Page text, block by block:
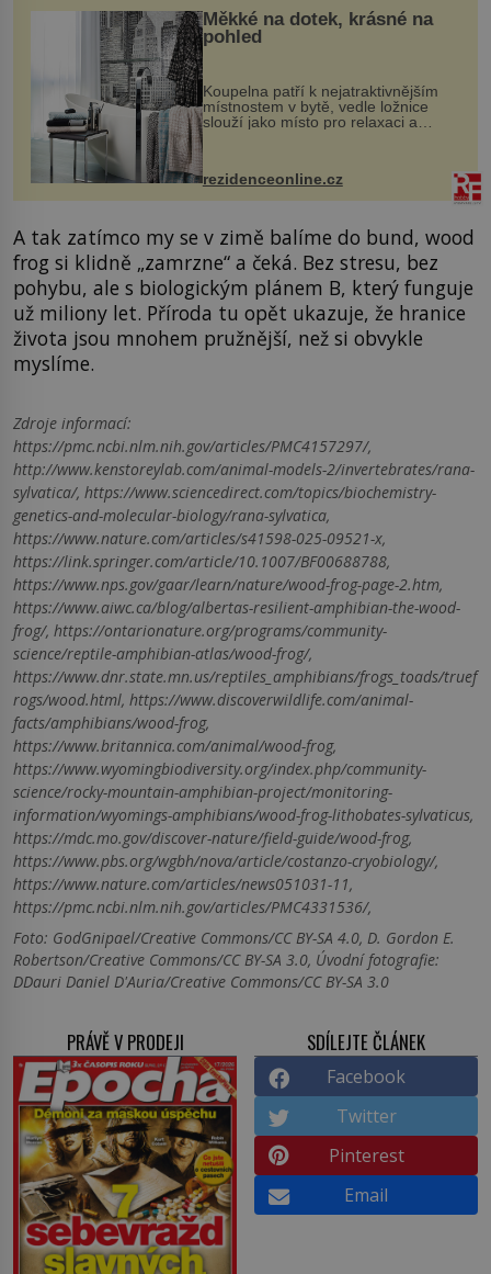
Měkké na dotek, krásné na
pohled
Koupelna patří k nejatraktivnějším
místnostem v bytě, vedle ložnice
slouží jako místo pro relaxaci a
odpočinek. Koupelnový textil –
ručníky, osušky a koberečky –
mohou jako mávnutím kouzelného
proutku...
rezidenceonline.cz
A tak zatímco my se v zimě balíme do bund, wood
frog si klidně „zamrzne“ a čeká. Bez stresu, bez
pohybu, ale s biologickým plánem B, který funguje
už miliony let. Příroda tu opět ukazuje, že hranice
života jsou mnohem pružnější, než si obvykle
myslíme.
Zdroje informací:
https://pmc.ncbi.nlm.nih.gov/articles/PMC4157297/,
http://www.kenstoreylab.com/animal-models-2/invertebrates/rana-
sylvatica/, https://www.sciencedirect.com/topics/biochemistry-
genetics-and-molecular-biology/rana-sylvatica,
https://www.nature.com/articles/s41598-025-09521-x,
https://link.springer.com/article/10.1007/BF00688788,
https://www.nps.gov/gaar/learn/nature/wood-frog-page-2.htm,
https://www.aiwc.ca/blog/albertas-resilient-amphibian-the-wood-
frog/, https://ontarionature.org/programs/community-
science/reptile-amphibian-atlas/wood-frog/,
https://www.dnr.state.mn.us/reptiles_amphibians/frogs_toads/truef
rogs/wood.html, https://www.discoverwildlife.com/animal-
facts/amphibians/wood-frog,
https://www.britannica.com/animal/wood-frog,
https://www.wyomingbiodiversity.org/index.php/community-
science/rocky-mountain-amphibian-project/monitoring-
information/wyomings-amphibians/wood-frog-lithobates-sylvaticus,
https://mdc.mo.gov/discover-nature/field-guide/wood-frog,
https://www.pbs.org/wgbh/nova/article/costanzo-cryobiology/,
https://www.nature.com/articles/news051031-11,
https://pmc.ncbi.nlm.nih.gov/articles/PMC4331536/,
Foto: GodGnipael/Creative Commons/CC BY-SA 4.0, D. Gordon E.
Robertson/Creative Commons/CC BY-SA 3.0, Úvodní fotografie:
DDauri Daniel D'Auria/Creative Commons/CC BY-SA 3.0
PRÁVĚ V PRODEJI SDÍLEJTE ČLÁNEK
Facebook
Twitter
Pinterest
Email